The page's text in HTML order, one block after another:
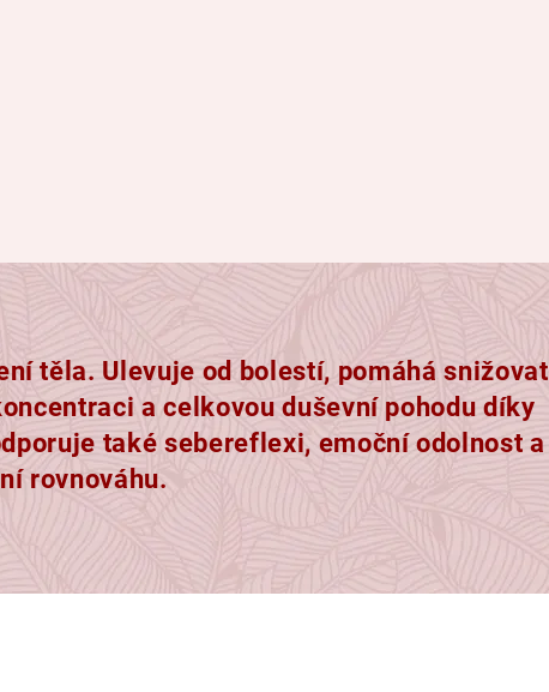
těla. Ulevuje od bolestí, pomáhá snižovat
a celkovou duševní pohodu díky
také sebereflexi, emoční odolnost a
rovnováhu.